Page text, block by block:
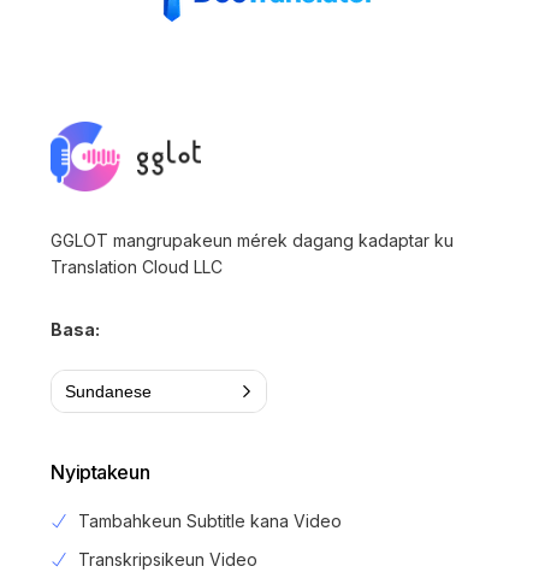
GGLOT mangrupakeun mérek dagang kadaptar ku
Translation Cloud LLC
Basa:
Sundanese
Nyiptakeun
Tambahkeun Subtitle kana Video
Transkripsikeun Video